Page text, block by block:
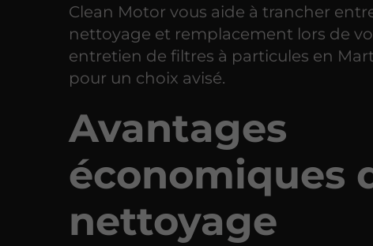
Clean Motor vous aide à trancher
nettoyage et remplacement lors de
entretien de filtres à particules en
pour un choix avisé.
Avantages
économiques
nettoyage